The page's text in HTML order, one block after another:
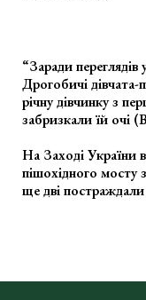
“Заради
Дрогобичі дівчата-
річну дівчинку з
забризкали їй очі
На Заході України
пішохідного мосту
ще дві